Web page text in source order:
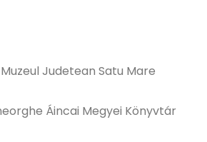
Muzeul Judetean Satu Mare
Áincai Megyei Könyvtár